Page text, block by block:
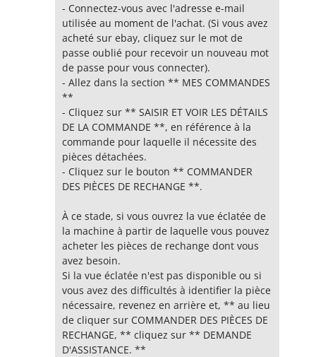
- Connectez-vous avec l'adresse e-mail
utilisée au moment de l'achat. (Si vous avez
acheté sur ebay, cliquez sur le mot de
passe oublié pour recevoir un nouveau mot
de passe pour vous connecter).
- Allez dans la section ** MES COMMANDES
**
- Cliquez sur ** SAISIR ET VOIR LES DÉTAILS
DE LA COMMANDE **, en référence à la
commande pour laquelle il nécessite des
pièces détachées.
- Cliquez sur le bouton ** COMMANDER
DES PIÈCES DE RECHANGE **.
À ce stade, si vous ouvrez la vue éclatée de
la machine à partir de laquelle vous pouvez
acheter les pièces de rechange dont vous
avez besoin.
Si la vue éclatée n'est pas disponible ou si
vous avez des difficultés à identifier la pièce
nécessaire, revenez en arrière et, ** au lieu
de cliquer sur COMMANDER DES PIÈCES DE
RECHANGE, ** cliquez sur ** DEMANDE
D'ASSISTANCE. **